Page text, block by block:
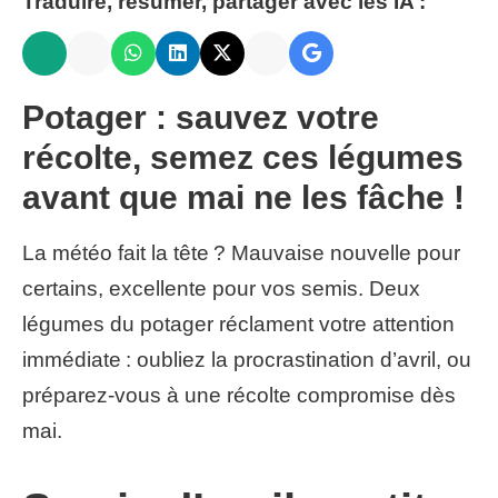
Potager : sauvez votre
récolte, semez ces légumes
avant que mai ne les fâche !
La météo fait la tête ? Mauvaise nouvelle pour
certains, excellente pour vos semis. Deux
légumes du potager réclament votre attention
immédiate : oubliez la procrastination d’avril, ou
préparez-vous à une récolte compromise dès
mai.